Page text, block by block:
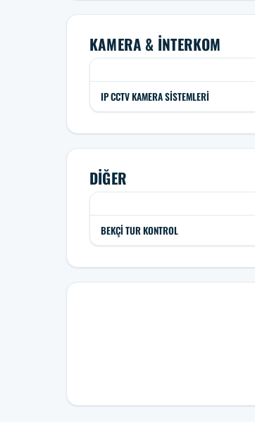
KAMERA & İNTERKOM
IP CCTV KAMERA SISTEMLERI
DIĞER
BEKÇI TUR KONTROL